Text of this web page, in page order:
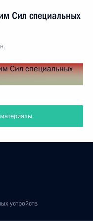
Сил специальных
устройств